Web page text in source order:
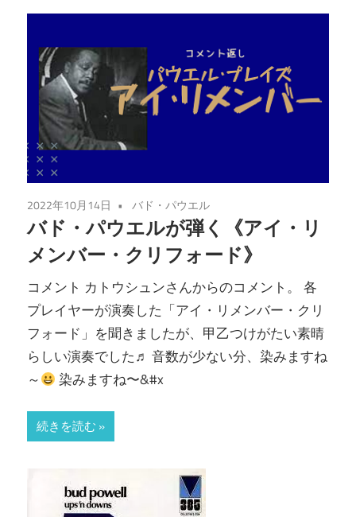
2022年10月14日 バド・パウエル
バド・パウエルが弾く《アイ・リ
メンバー・クリフォード》
コメント カトウシュンさんからのコメント。 各
プレイヤーが演奏した「アイ・リメンバー・クリ
フォード」を聞きましたが、甲乙つけがたい素晴
らしい演奏でした♬ 音数が少ない分、染みますね
～
染みますね〜&#x
続きを読む